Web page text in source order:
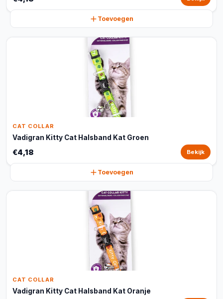
Toevoegen
CAT COLLAR
Vadigran Kitty Cat Halsband Kat Groen
€4,18 Bekijk
Toevoegen
CAT COLLAR
Vadigran Kitty Cat Halsband Kat Oranje